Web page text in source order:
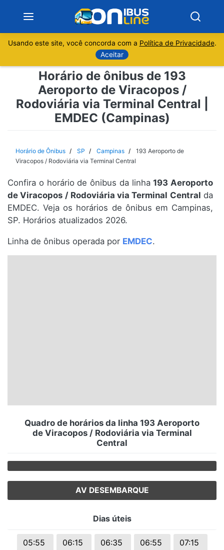
Sobre
Minas Gerais
Rio de Janeiro
Espírito Santo
Paraná
Usando este site, você concorda com a Política de Privacidade.
Aceitar
Horário de ônibus de 193
Aeroporto de Viracopos /
Rodoviária via Terminal Central |
EMDEC (Campinas)
Horário de Ônibus SP Campinas
193 Aeroporto de
Viracopos / Rodoviária via Terminal Central
Confira o horário de ônibus da linha193 Aeroporto
de Viracopos / Rodoviária via Terminal Central da
EMDEC. Veja os horários de ônibus em Campinas,
SP. Horários atualizados 2026.
Linha de ônibus operada por EMDEC.
Quadro de horários da linha 193 Aeroporto
de Viracopos / Rodoviária via Terminal
Central
AV DESEMBARQUE
Dias úteis
05:55 06:15 06:35 06:55
07:15